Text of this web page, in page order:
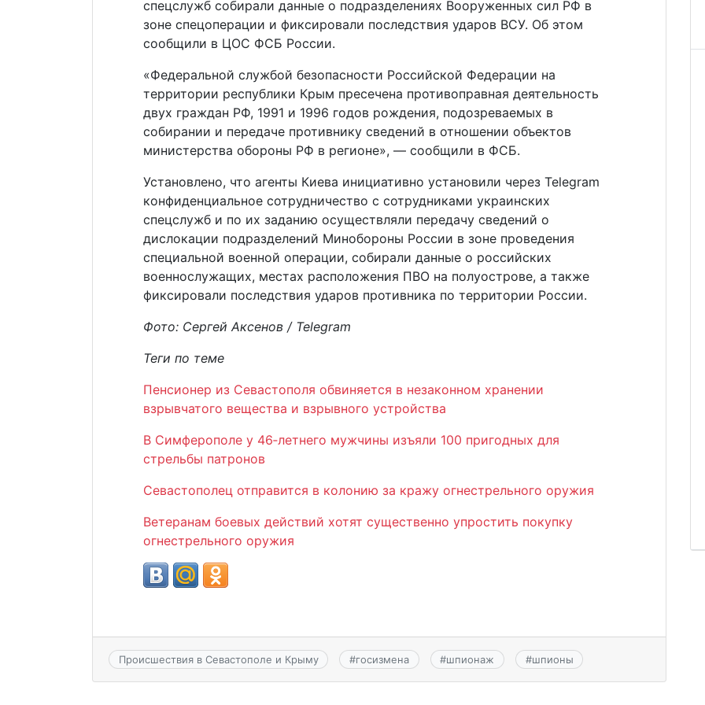
спецслужб собирали данные о подразделениях Вооруженных сил РФ в
зоне спецоперации и фиксировали последствия ударов ВСУ. Об этом
сообщили в ЦОС ФСБ России.
«Федеральной службой безопасности Российской Федерации на
территории республики Крым пресечена противоправная деятельность
двух граждан РФ, 1991 и 1996 годов рождения, подозреваемых в
собирании и передаче противнику сведений в отношении объектов
министерства обороны РФ в регионе», — сообщили в ФСБ.
Установлено, что агенты Киева инициативно установили через Telegram
конфиденциальное сотрудничество с сотрудниками украинских
спецслужб и по их заданию осуществляли передачу сведений о
дислокации подразделений Минобороны России в зоне проведения
специальной военной операции, собирали данные о российских
военнослужащих, местах расположения ПВО на полуострове, а также
фиксировали последствия ударов противника по территории России.
Фото: Сергей Аксенов / Telegram
Теги по теме
Пенсионер из Севастополя обвиняется в незаконном хранении
взрывчатого вещества и взрывного устройства
В Симферополе у 46‑летнего мужчины изъяли 100 пригодных для
стрельбы патронов
Севастополец отправится в колонию за кражу огнестрельного оружия
Ветеранам боевых действий хотят существенно упростить покупку
огнестрельного оружия
Происшествия в Севастополе и Крыму #госизмена #шпионаж #шпионы